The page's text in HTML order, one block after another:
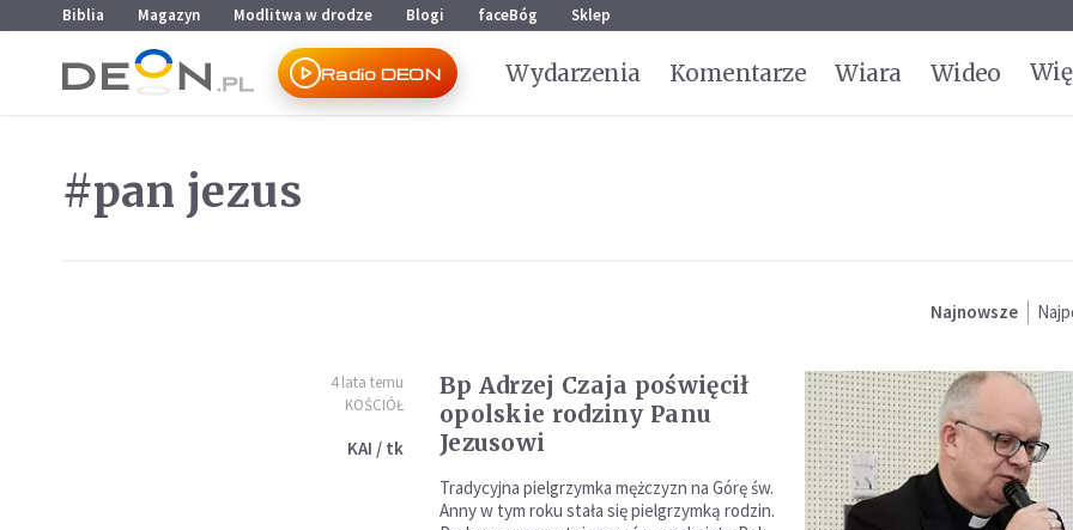
Przejdź do menu głównego
Przejdź do treści
Biblia Magazyn Modlitwa w drodze Blogi faceBóg Sklep
Radio DEON Wydarzenia Komentarze Wiara Wideo
#pan jezus
Najnowsze
4 lata temu
KOŚCIÓŁ
KAI / tk
Bp Adrzej Czaja poświęcił
opolskie rodziny Panu
Jezusowi
Tradycyjna pielgrzymka mężczyzn na Górę św.
Anny w tym roku stała się pielgrzymką rodzin.